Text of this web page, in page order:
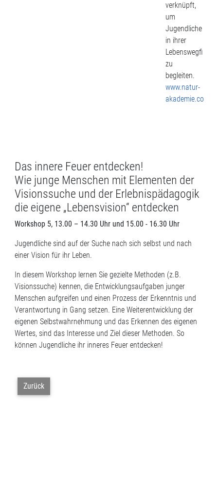
verknüpft,
um
Jugendliche
in ihrer
zu
begleiten.
www.natur-
akademie.com
Das innere Feuer entdecken!
Wie junge Menschen mit Elementen der
Visionssuche und der Erlebnispädagogik
die eigene „Lebensvision“ entdecken
Workshop 5, 13.00 – 14.30 Uhr und 15.00 - 16.30 Uhr
Jugendliche sind auf der Suche nach sich selbst und nach
einer Vision für ihr Leben.
In diesem Workshop lernen Sie gezielte Methoden (z.B.
Visionssuche) kennen, die Entwicklungsaufgaben junger
Menschen aufgreifen und einen Prozess der Erkenntnis und
Verantwortung in Gang setzen. Eine Weiterentwicklung der
eigenen Selbstwahrnehmung und das Erkennen des eigenen
Wertes, sind das Interesse und Ziel dieser Methoden. So
können Jugendliche ihr inneres Feuer entdecken!
Zurück